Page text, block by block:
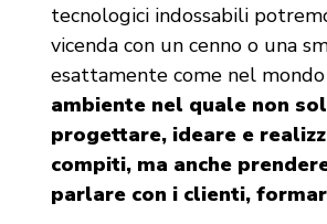
tecnologici indossabili
vicenda con un cenno o una
esattamente come nel
ambiente nel quale non
progettare, ideare e
compiti, ma anche
parlare con i clienti,